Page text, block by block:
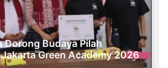
Dorong Budaya Pilah
Green Academy 2026